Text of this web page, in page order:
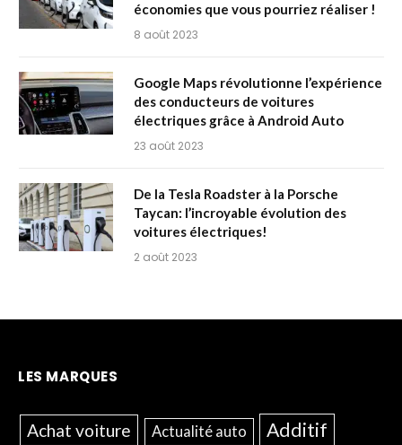
économies que vous pourriez réaliser !
8 août 2023
Google Maps révolutionne l’expérience
des conducteurs de voitures
électriques grâce à Android Auto
23 août 2023
De la Tesla Roadster à la Porsche
Taycan: l’incroyable évolution des
voitures électriques!
2 août 2023
LES MARQUES
Achat voiture Actualité auto Additif